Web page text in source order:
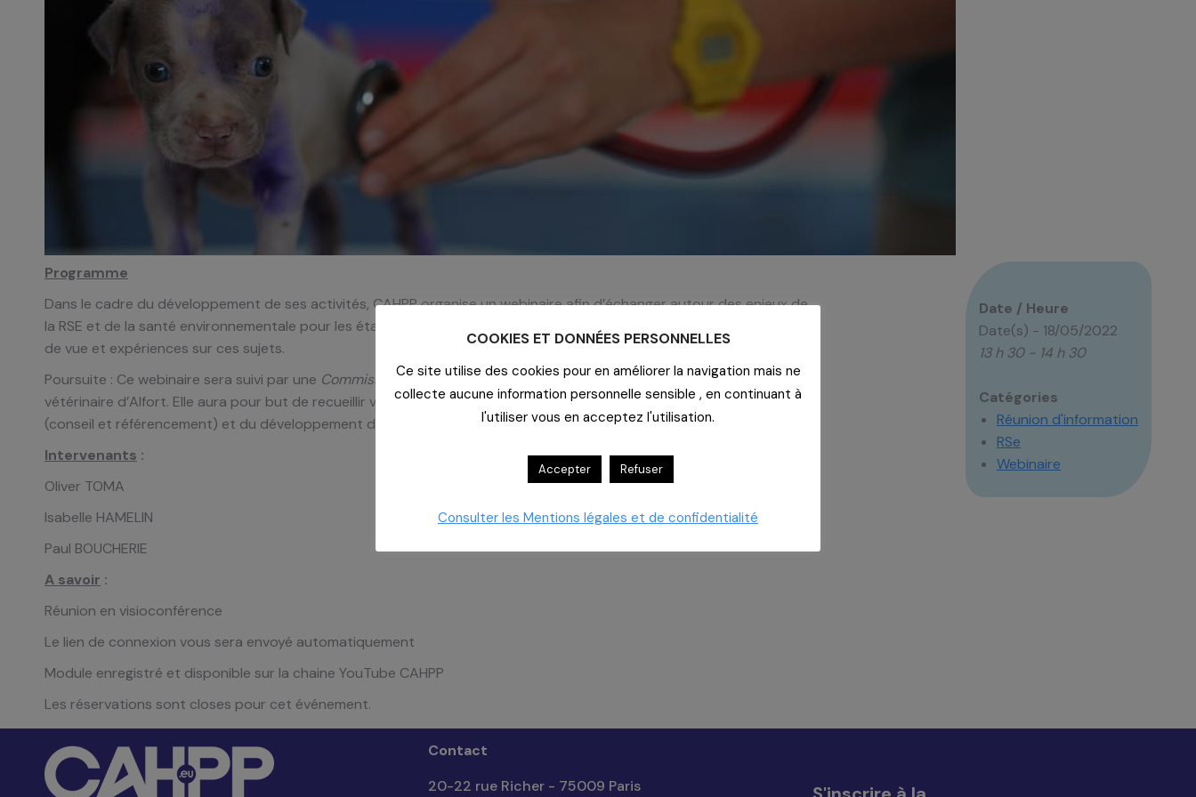
Date / Heure
Date(s) - 18/05/2022
13 h 30 - 14 h 30
Catégories
Réunion d'information
RSe
Webinaire
Programme
Dans le cadre du développement de ses activités, CAHPP organise un webinaire afin d’échanger autour des enjeux de
la RSE et de la santé environnementale pour les établissements vétérinaires. Ce sera l’occasion de partager vos points
de vue et expériences sur ces sujets.
Poursuite : Ce webinaire sera suivi par une Commission Achats Responsables Vétérinairesle 23 juin à l’école nationale
vétérinaire d’Alfort. Elle aura pour but de recueillir vos besoins et attentes compte tenu des activités de CAHPP
(conseil et référencement) et du développement du service pour les vétérinaires.
Intervenants :
Oliver TOMA
Isabelle HAMELIN
Paul BOUCHERIE
A savoir :
Réunion en visioconférence
Le lien de connexion vous sera envoyé automatiquement
Module enregistré et disponible sur la chaine YouTube CAHPP
Les réservations sont closes pour cet événement.
Contact
20-22 rue Richer - 75009 Paris
COOKIES ET DONNÉES PERSONNELLES
Ce site utilise des cookies pour en améliorer la navigation mais ne
collecte aucune information personnelle sensible , en continuant à
l'utiliser vous en acceptez l'utilisation.
Accepter Refuser
Consulter les Mentions légales et de confidentialité